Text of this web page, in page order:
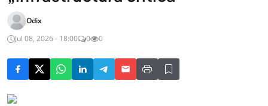
Odix
Jul 08, 2026 - 18:00
0 0